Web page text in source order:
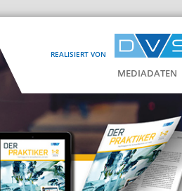
REALISIERT VON
MEDIADATEN